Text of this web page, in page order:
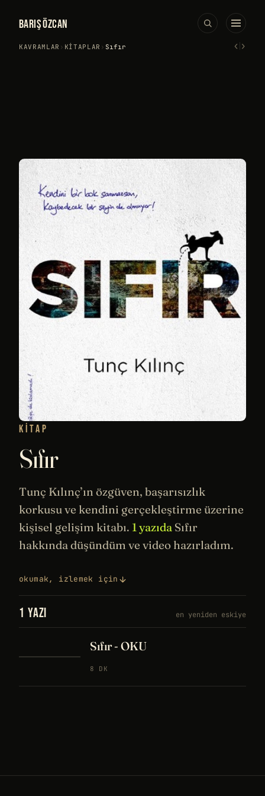
BARIŞ ÖZCAN
KAVRAMLAR › KITAPLAR › Sıfır ‹›
KITAP
Sıfır
Tunç Kılınç’ın özgüven, başarısızlık
korkusu ve kendini gerçekleştirme üzerine
kişisel gelişim kitabı. 1 yazıda Sıfır
hakkında düşündüm ve video hazırladım.
okumak, izlemek için
1 YAZI en yeniden eskiye
Sıfır - OKU
8 DK